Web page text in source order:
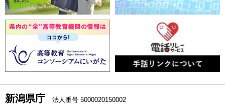
新潟県庁 法人番号 5000020150002